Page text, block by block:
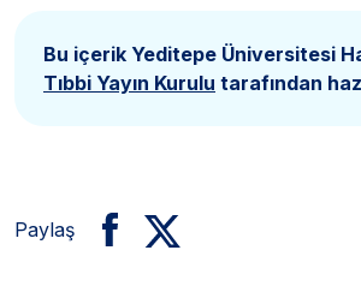
Bu içerik Yeditepe Üniversitesi
Tıbbi Yayın Kurulu tarafından
Paylaş